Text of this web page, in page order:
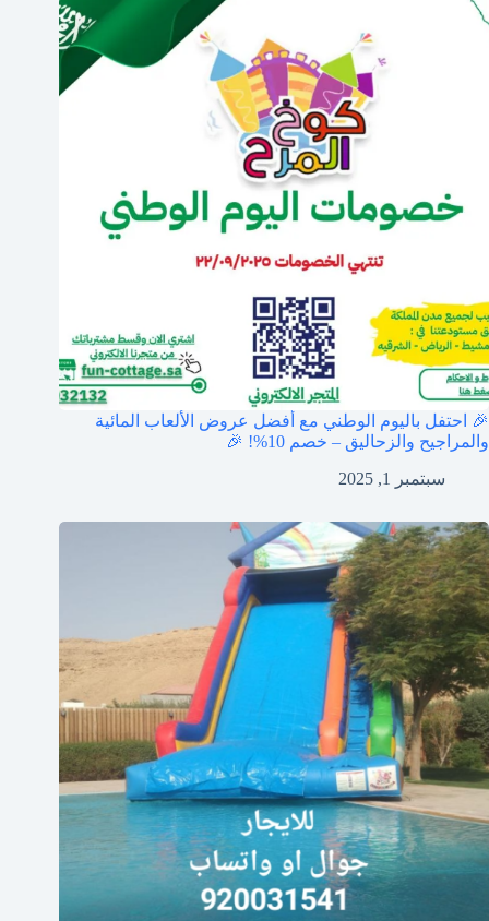
🎉 احتفل باليوم الوطني مع أفضل عروض الألعاب المائية
والمراجيح والزحاليق – خصم 10%! 🎉
سبتمبر 1, 2025